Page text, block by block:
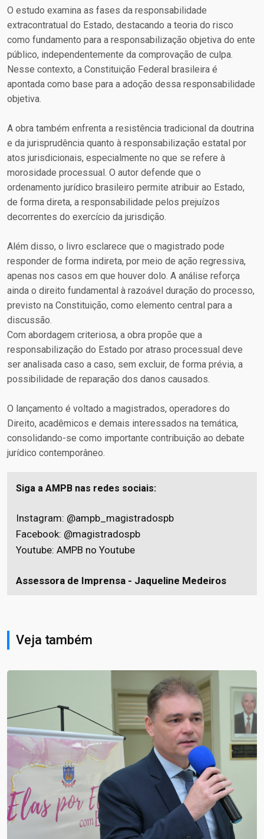
O estudo examina as fases da responsabilidade
extracontratual do Estado, destacando a teoria do risco
como fundamento para a responsabilização objetiva do ente
público, independentemente da comprovação de culpa.
Nesse contexto, a Constituição Federal brasileira é
apontada como base para a adoção dessa responsabilidade
objetiva.
A obra também enfrenta a resistência tradicional da doutrina
e da jurisprudência quanto à responsabilização estatal por
atos jurisdicionais, especialmente no que se refere à
morosidade processual. O autor defende que o
ordenamento jurídico brasileiro permite atribuir ao Estado,
de forma direta, a responsabilidade pelos prejuízos
decorrentes do exercício da jurisdição.
Além disso, o livro esclarece que o magistrado pode
responder de forma indireta, por meio de ação regressiva,
apenas nos casos em que houver dolo. A análise reforça
ainda o direito fundamental à razoável duração do processo,
previsto na Constituição, como elemento central para a
discussão.
Com abordagem criteriosa, a obra propõe que a
responsabilização do Estado por atraso processual deve
ser analisada caso a caso, sem excluir, de forma prévia, a
possibilidade de reparação dos danos causados.
O lançamento é voltado a magistrados, operadores do
Direito, acadêmicos e demais interessados na temática,
consolidando-se como importante contribuição ao debate
jurídico contemporâneo.
Siga a AMPB nas redes sociais:
Instagram: @ampb_magistradospb
Facebook: @magistradospb
Youtube: AMPB no Youtube
Assessora de Imprensa - Jaqueline Medeiros
Veja também